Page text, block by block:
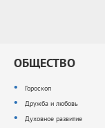
ОБЩЕСТВО
Гороскоп
Дружба и любовь
Духовное развитие